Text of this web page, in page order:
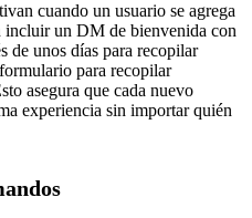
cuando un usuario se agrega
incluir un DM de bienvenida con
de unos días para recopilar
para recopilar
asegura que cada nuevo
experiencia sin importar quién